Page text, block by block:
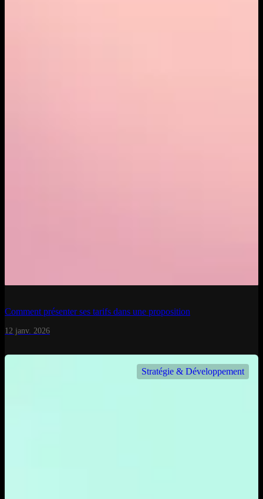
Comment présenter ses tarifs dans une proposition
12 janv. 2026
Stratégie & Développement